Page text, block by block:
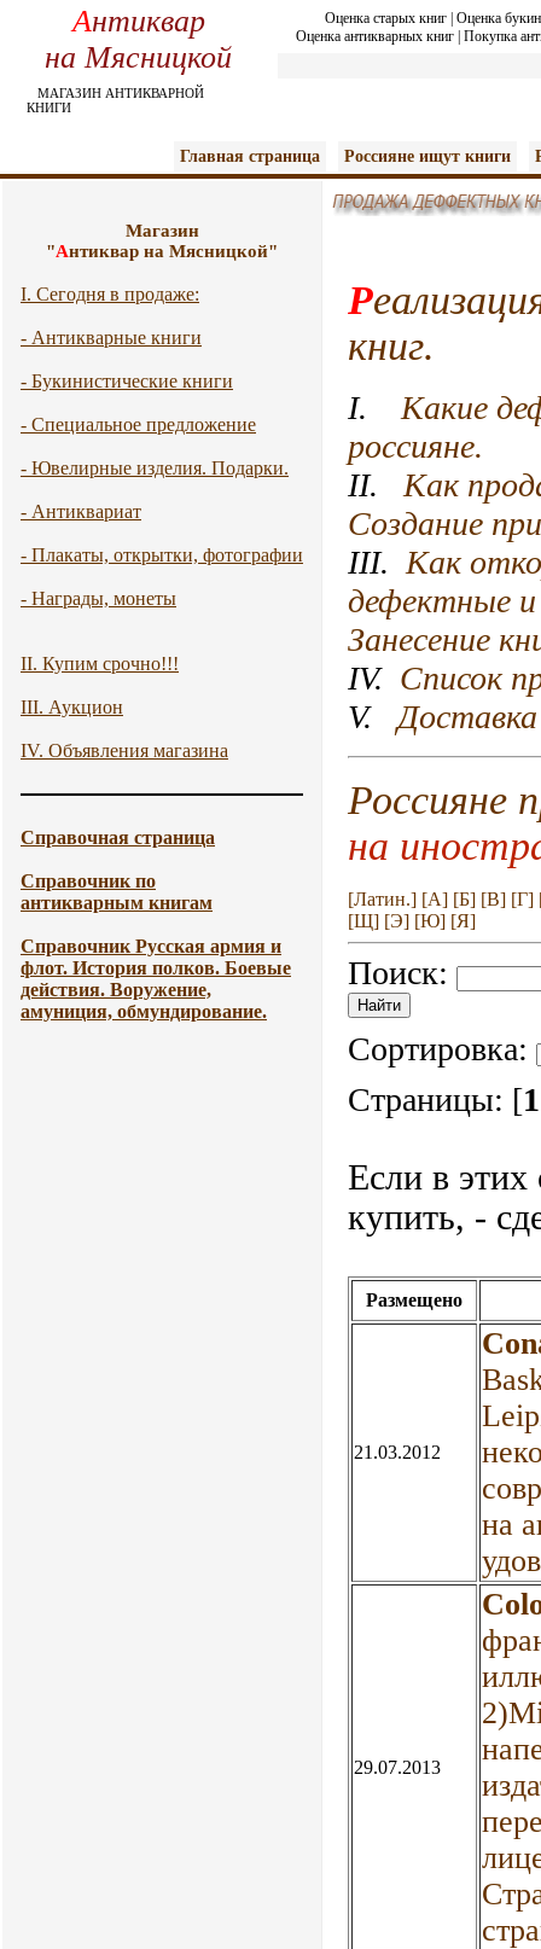
Антиквар
на Мясницкой
МАГАЗИН АНТИКВАРНОЙ
КНИГИ
Оценка старых книг| Оценка
Оценка антикварных книг Покупка
Главная страница Россияне ищут книги
Магазин
"Антиквар на Мясницкой"
I. Сегодня в продаже:
- Антикварные книги
- Букинистические книги
- Специальное предложение
- Ювелирные изделия. Подарки.
- Антиквариат
- Плакаты, открытки, фотографии
- Награды, монеты
II. Купим срочно!!!
III. Аукцион
IV. Объявления магазина
Справочная страница
Справочник по
антикварным книгам
Справочник Русская армия и
флот. История полков. Боевые
действия. Воружение,
амуниция, обмундирование.
Р
книг.
I. Какие
россияне.
II. Как
Создание
III. Как
дефектные
Занесение
IV. Список
V.
Россияне
на
[Латин.] [А] [Б] [В] [Г]
[Щ] [Э] [Ю] [Я]
Поиск:
Сортировка:
Страницы: [1
Если в этих
купить, -
Размещено
21.03.2012
на
29.07.2013